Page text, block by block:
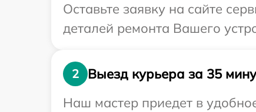
Оставьте заявку на сайте
деталей ремонта Вашего
2
Выезд курьера за 35
Наш мастер приедет в